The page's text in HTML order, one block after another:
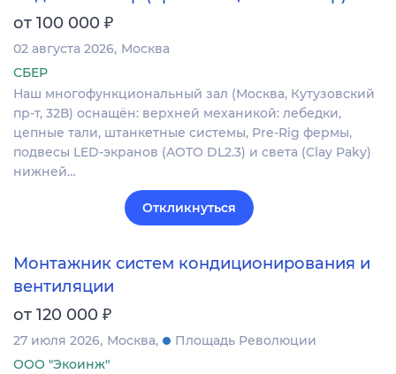
от 100 000 ₽
02 августа 2026 Москва
СБЕР
Наш многофункциональный зал (Москва, Кутузовский
пр-т, 32В) оснащён: верхней механикой: лебедки,
цепные тали, штанкетные системы, Pre-Rig фермы,
подвесы LED-экранов (AOTO DL2.3) и света (Clay Paky)
нижней…
Откликнуться
Монтажник систем кондиционирования и
вентиляции
от 120 000 ₽
27 июля 2026 Москва
Площадь Революции
ООО "Экоинж"